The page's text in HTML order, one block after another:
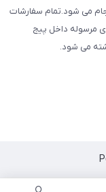
می شود.تمام سفارشات
مرسوله داخل پیج
می شود.